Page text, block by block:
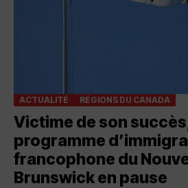
ACTUALITÉ RÉGIONS DU CANADA
Victime de son
programme
francophone du
Brunswick en pause